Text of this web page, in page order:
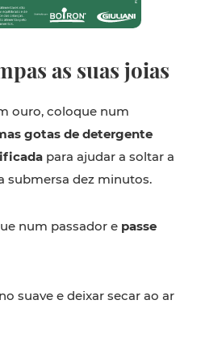
as suas joias
ouro, coloque num
gotas de detergente
para ajudar a soltar a
submersa dez minutos.
num passador e passe
suave e deixar secar ao ar